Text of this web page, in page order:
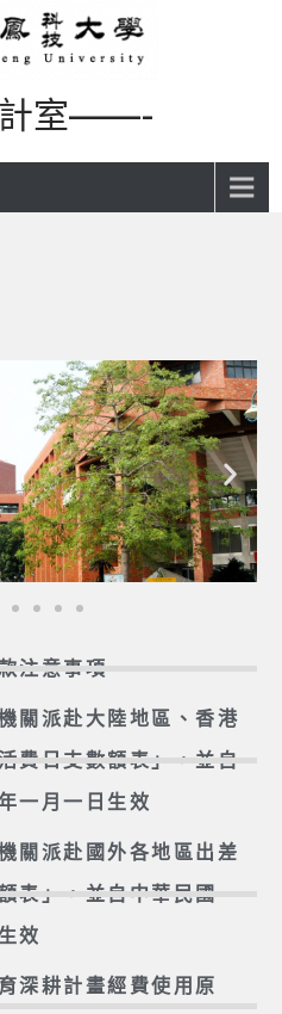
室——-
注意事項
關派赴大陸地區、香港
費日支數額表」，並自
一月一日生效
關派赴國外各地區出差
表」，並自中華民國一
效
深耕計畫經費使用原